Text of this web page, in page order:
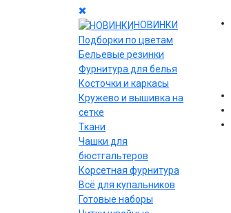
НОВИНКИ
Подборки по цветам
Бельевые резинки
Фурнитура для белья
Косточки и каркасы
Кружево и вышивка на
сетке
Ткани
Чашки для
бюстгальтеров
Корсетная фурнитура
Всё для купальников
Готовые наборы